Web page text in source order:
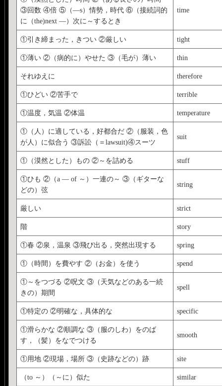
③回数 ④倍 ⑤（―s）情勢，時代 ⑥（接続詞的
に（the)next ―）次に～するとき
time
①引き締まった，きつい ②厳しい tight
①薄い ②（病的に）やせた ③（毛が）薄い thin
それゆえに therefore
①ひどい ②苦手で terrible
①温度，気温 ②体温 temperature
①（人）に適している，好都合だ ②（服装，色
が人）に似合う ③訴訟（＝lawsuit)④スーツ
suit
①（漠然とした）もの ②～を詰める stuff
①ひも ②（a ― of ～）一連の～ ③（ギターな
どの）弦
string
厳しい strict
階 story
①春 ②泉，温泉 ③飛び出る，突然出現する spring
①（時間）を費やす ②（お金）を使う spend
①～をつづる ②呪文 ③（天気などのある一続
きの）期間
spell
①特定の ②明確な，具体的な specific
①滑らかな ②順調な ③（服のしわ）をのば
す，（髪）をなでつける
smooth
①用地 ②現場，場所 ③（史跡などの）跡 site
（to ～）（～に）似た similar